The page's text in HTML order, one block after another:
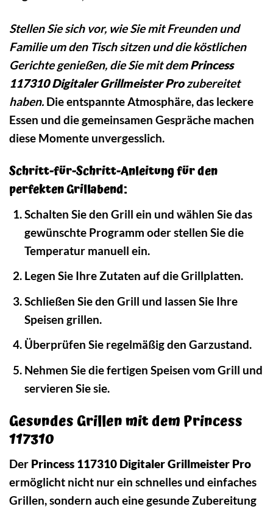
Stellen Sie sich vor, wie Sie mit Freunden und
Familie um den Tisch sitzen und die köstlichen
Gerichte genießen, die Sie mit demPrincess
117310 Digitaler Grillmeister Prozubereitet
haben. Die entspannte Atmosphäre, das leckere
Essen und die gemeinsamen Gespräche machen
diese Momente unvergesslich.
Schritt-für-Schritt-Anleitung für den
perfekten Grillabend:
Schalten Sie den Grill ein und wählen Sie das
gewünschte Programm oder stellen Sie die
Temperatur manuell ein.
Legen Sie Ihre Zutaten auf die Grillplatten.
Schließen Sie den Grill und lassen Sie Ihre
Speisen grillen.
Überprüfen Sie regelmäßig den Garzustand.
Nehmen Sie die fertigen Speisen vom Grill und
servieren Sie sie.
Gesundes Grillen mit dem Princess
117310
Der Princess 117310 Digitaler Grillmeister Pro
ermöglicht nicht nur ein schnelles und einfaches
Grillen, sondern auch eine gesunde Zubereitung